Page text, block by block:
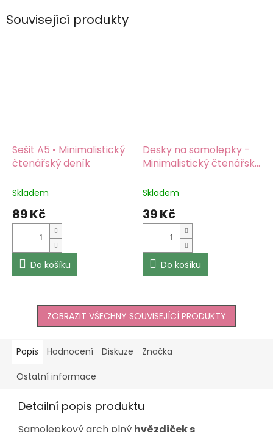
Související produkty
Sešit A5 • Minimalistický
čtenářský deník
Skladem
89 Kč
Do košíku
Desky na samolepky -
Minimalistický čtenářský
Skladem
39 Kč
Do košíku
ZOBRAZIT VŠECHNY SOUVISEJÍCÍ PRODUKTY
Popis Hodnocení Diskuze Značka
Ostatní informace
Detailní popis produktu
Samolepkový arch plný hvězdiček s